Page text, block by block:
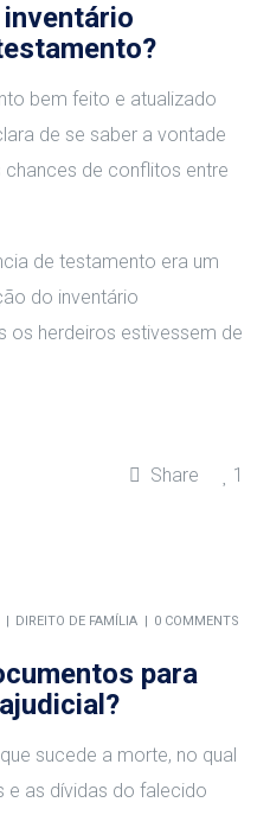
bem feito e atualizado
de se saber a vontade
de conflitos entre
de testamento era um
do inventário
os herdeiros estivessem de
Share 1
DIREITO DE FAMÍLIA 0 COMMENTS
para
sucede a morte, no qual
e as dívidas do falecido